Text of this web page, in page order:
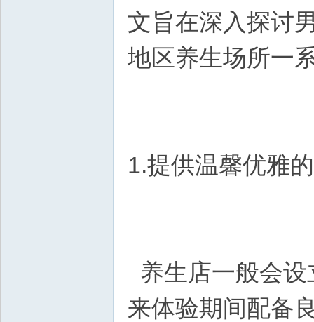
文旨在深入探讨
地区养生场所一
1.提供温馨优雅
养生店一般会
来体验期间配备